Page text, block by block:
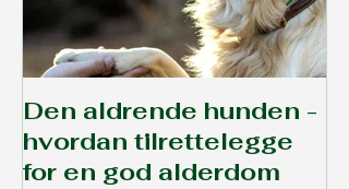
Den aldrende hunden -
hvordan tilrettelegge
for en god alderdom